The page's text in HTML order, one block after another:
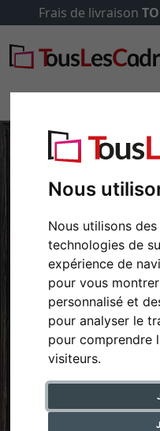
Nous
Nous utilisons
technologies de
expérience de
pour vous
personnalisé et
pour analyser le
pour comprendre
visiteurs.
Frais de livraison
Retour